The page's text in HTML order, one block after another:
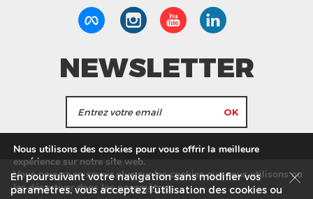
NEWSLETTER
informations de Tang Frères.
Nos Magasins Service commercial
Recrutement
En poursuivant votre navigation sans modifier vos
paramètres, vous acceptez l’utilisation des cookies ou
Nous utilisons des cookies pour vous offrir la meilleure
expérience sur notre site web.
Vous pouvez en savoir plus sur les cookies que nous utilisons ou
les désactiver dans lesparamètres.